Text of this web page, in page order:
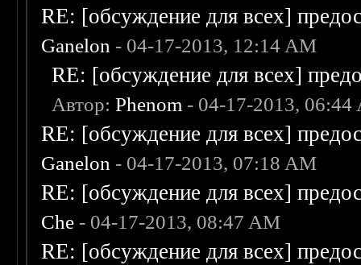
RE: [обсуждение для всех]
Ganelon - 04-17-2013, 12:14 AM
RE: [обсуждение для всех]
Автор:Phenom - 04-17-2013, 06:44
RE: [обсуждение для всех]
Ganelon - 04-17-2013, 07:18 AM
RE: [обсуждение для всех]
Che - 04-17-2013, 08:47 AM
RE: [обсуждение для всех]